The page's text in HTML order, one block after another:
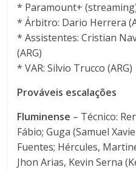
* Paramount+
* Árbitro: Dario Herrera
* Assistentes: Cristian
(ARG)
* VAR: Silvio Trucco (ARG)
Prováveis escalações
Fluminense – Técnico:
Fábio; Guga (Samuel
Fuentes; Hércules,
Jhon Arias, Kevin Serna